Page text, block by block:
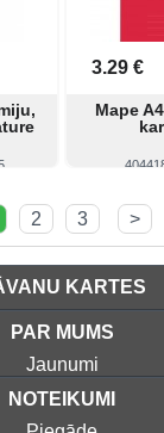
3.29 €
Mape
Skatīt
2 3 >
KARTES
PAR MUMS
Jaunumi
NOTEIKUMI